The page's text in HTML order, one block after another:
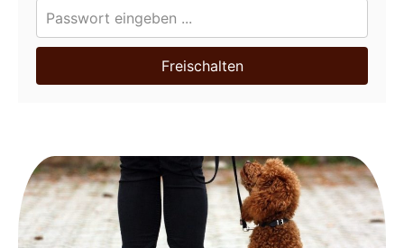
Freischalten